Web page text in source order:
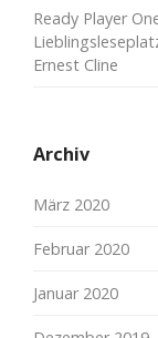
Ready Player
Ernest Cline
Archiv
März 2020
Februar 2020
Januar 2020